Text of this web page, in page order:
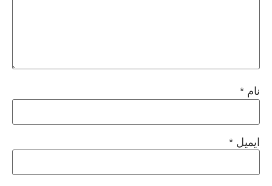
نام *
ایمیل *